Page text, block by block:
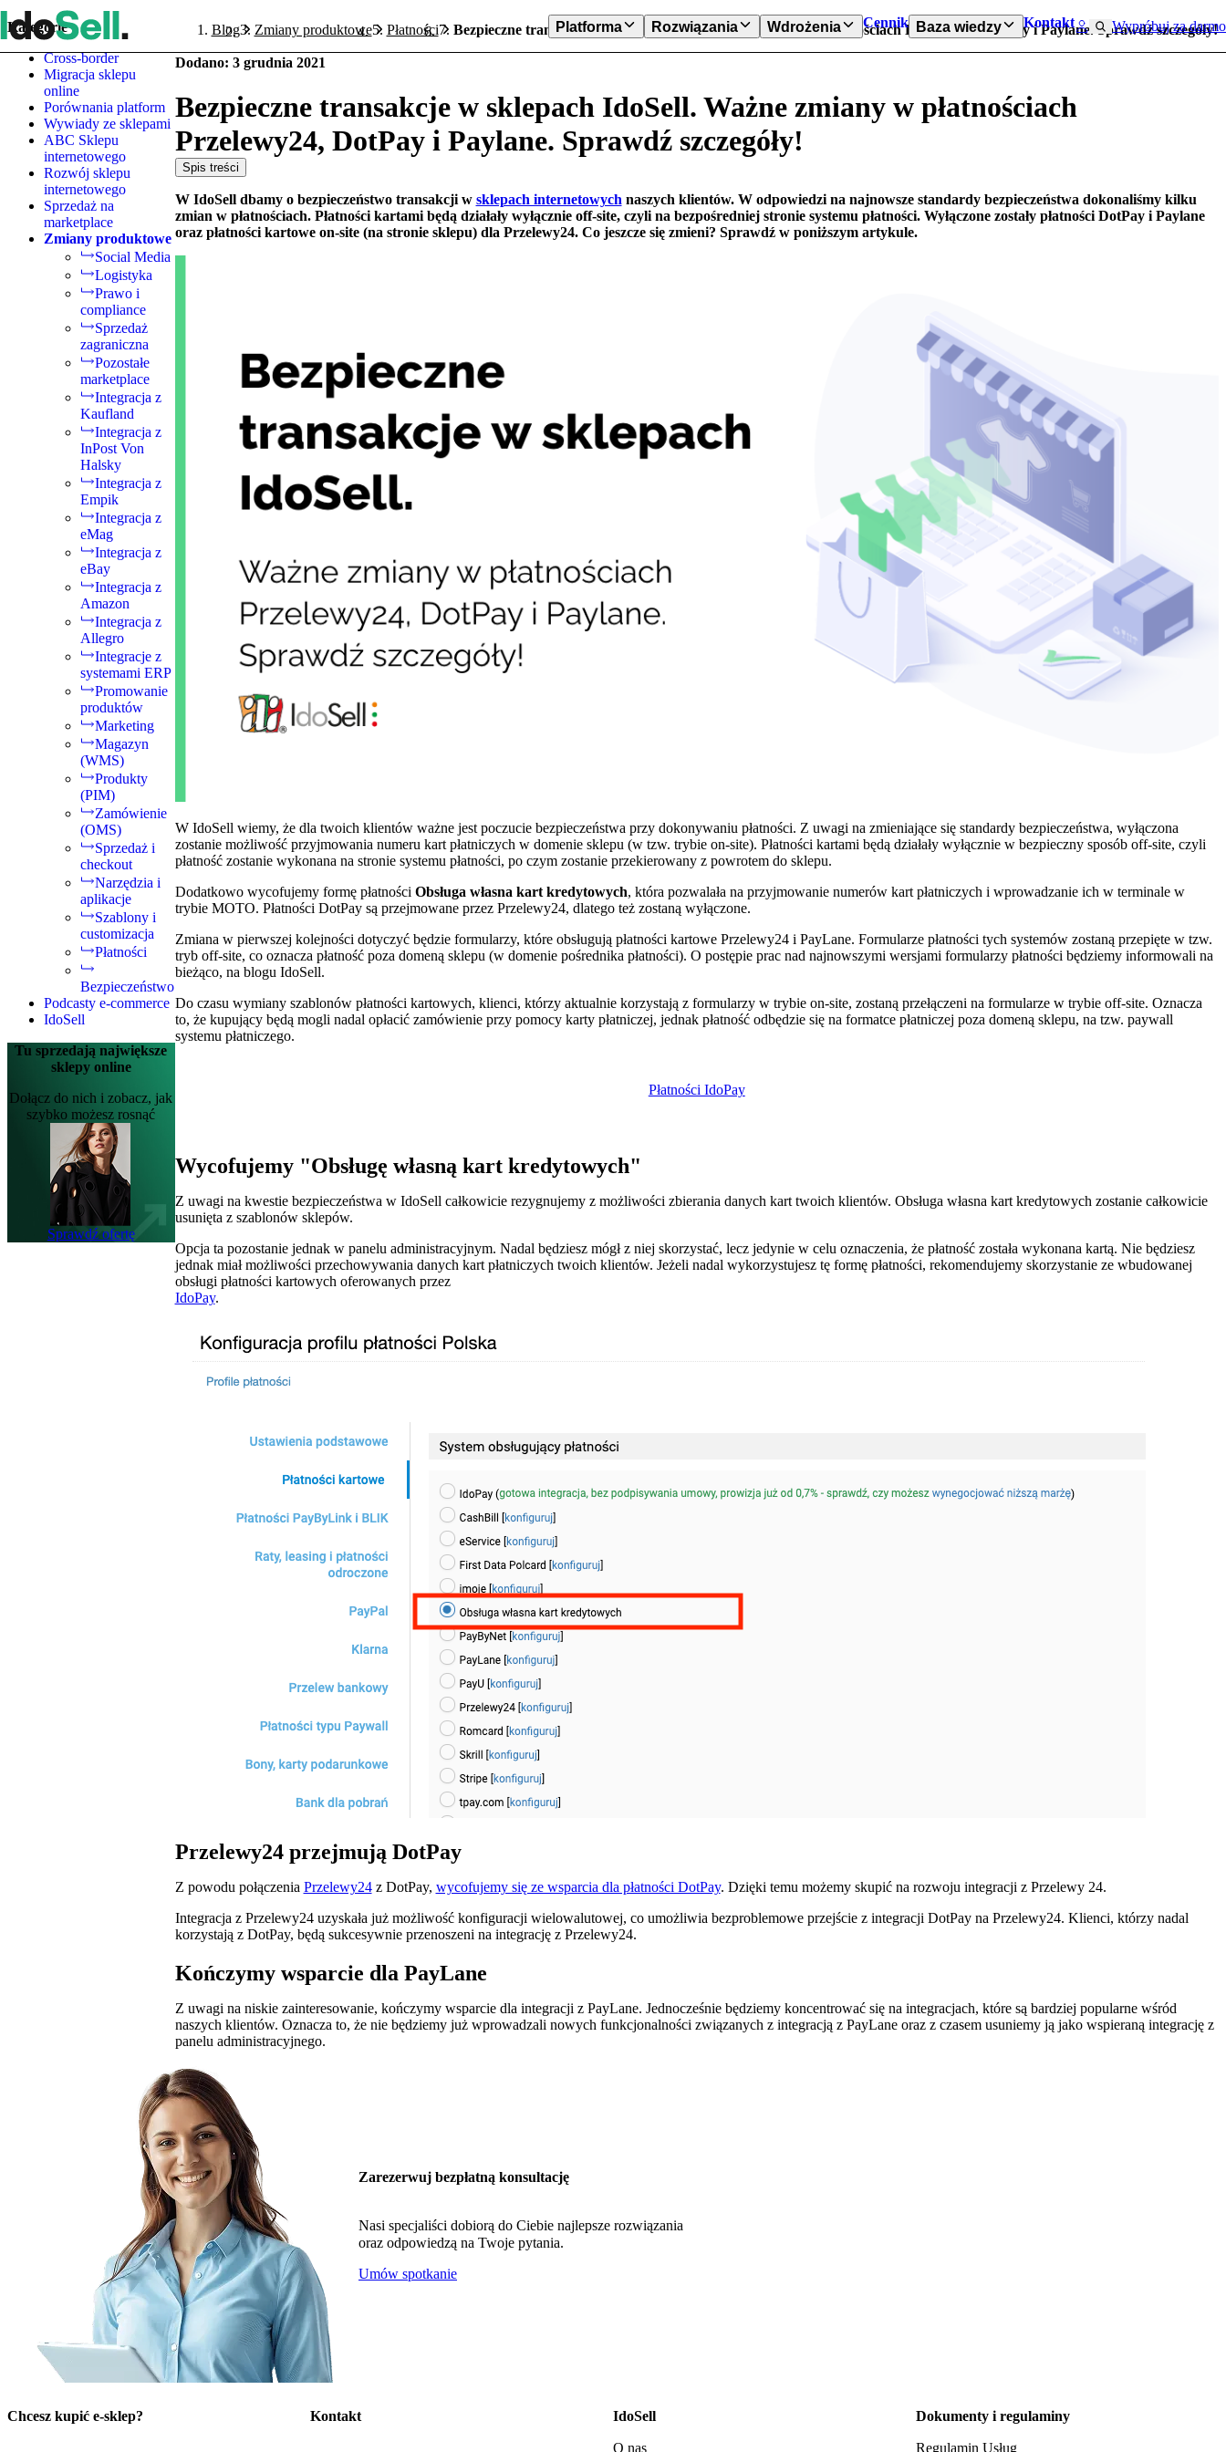
Platforma Rozwiązania Wdrożenia Cennik Baza wiedzy Kontakt Wypróbuj za darmo
Kategorie
Cross-border
Migracja sklepu
online
Porównania platform
Wywiady ze sklepami
ABC Sklepu
internetowego
Rozwój sklepu
internetowego
Sprzedaż na
marketplace
Zmiany produktowe
Social Media
Logistyka
Prawo i
compliance
Sprzedaż
zagraniczna
Pozostałe
marketplace
Integracja z
Kaufland
Integracja z
InPost Von
Halsky
Integracja z
Empik
Integracja z
eMag
Integracja z
eBay
Integracja z
Amazon
Integracja z
Allegro
Integracje z
systemami ERP
Promowanie
produktów
Marketing
Magazyn
(WMS)
Produkty
(PIM)
Zamówienie
(OMS)
Sprzedaż i
checkout
Narzędzia i
aplikacje
Szablony i
customizacja
Płatności
Bezpieczeństwo
Podcasty e-commerce
IdoSell
Tu sprzedają największe
sklepy online
Dołącz do nich i zobacz, jak
szybko możesz rosnąć
Sprawdź ofertę
Blog Zmiany produktowe Płatności Bezpieczne transakcje w sklepach IdoSell. Ważne zmiany w płatnościach Przelewy24, DotPay i Paylane. Sprawdź szczegóły!
Dodano: 3 grudnia 2021
Bezpieczne transakcje w sklepach IdoSell. Ważne zmiany w płatnościach
Przelewy24, DotPay i Paylane. Sprawdź szczegóły!
Spis treści
W IdoSell dbamy o bezpieczeństwo transakcji w sklepach internetowychnaszych klientów. W odpowiedzi na najnowsze standardy bezpieczeństwa dokonaliśmy kilku
zmian w płatnościach. Płatności kartami będą działały wyłącznie off-site, czyli na bezpośredniej stronie systemu płatności. Wyłączone zostały płatności DotPay i Paylane
oraz płatności kartowe on-site (na stronie sklepu) dla Przelewy24. Co jeszcze się zmieni? Sprawdź w poniższym artykule.
W IdoSell wiemy, że dla twoich klientów ważne jest poczucie bezpieczeństwa przy dokonywaniu płatności. Z uwagi na zmieniające się standardy bezpieczeństwa, wyłączona
zostanie możliwość przyjmowania numeru kart płatniczych w domenie sklepu (w tzw. trybie on-site). Płatności kartami będą działały wyłącznie w bezpieczny sposób off-site, czyli
płatność zostanie wykonana na stronie systemu płatności, po czym zostanie przekierowany z powrotem do sklepu.
Dodatkowo wycofujemy formę płatności Obsługa własna kart kredytowych, która pozwalała na przyjmowanie numerów kart płatniczych i wprowadzanie ich w terminale w
trybie MOTO. Płatności DotPay są przejmowane przez Przelewy24, dlatego też zostaną wyłączone.
Zmiana w pierwszej kolejności dotyczyć będzie formularzy, które obsługują płatności kartowe Przelewy24 i PayLane. Formularze płatności tych systemów zostaną przepięte w tzw.
tryb off-site, co oznacza płatność poza domeną sklepu (w domenie pośrednika płatności). O postępie prac nad najnowszymi wersjami formularzy płatności będziemy informowali na
bieżąco, na blogu IdoSell.
Do czasu wymiany szablonów płatności kartowych, klienci, którzy aktualnie korzystają z formularzy w trybie on-site, zostaną przełączeni na formularze w trybie off-site. Oznacza
to, że kupujący będą mogli nadal opłacić zamówienie przy pomocy karty płatniczej, jednak płatność odbędzie się na formatce płatniczej poza domeną sklepu, na tzw. paywall
systemu płatniczego.
Płatności IdoPay
Wycofujemy "Obsługę własną kart kredytowych"
Z uwagi na kwestie bezpieczeństwa w IdoSell całkowicie rezygnujemy z możliwości zbierania danych kart twoich klientów. Obsługa własna kart kredytowych zostanie całkowicie
usunięta z szablonów sklepów.
Opcja ta pozostanie jednak w panelu administracyjnym. Nadal będziesz mógł z niej skorzystać, lecz jedynie w celu oznaczenia, że płatność została wykonana kartą. Nie będziesz
jednak miał możliwości przechowywania danych kart płatniczych twoich klientów. Jeżeli nadal wykorzystujesz tę formę płatności, rekomendujemy skorzystanie ze wbudowanej
obsługi płatności kartowych oferowanych przez
IdoPay.
Przelewy24 przejmują DotPay
Z powodu połączenia Przelewy24z DotPay, wycofujemy się ze wsparcia dla płatności DotPay. Dzięki temu możemy skupić na rozwoju integracji z Przelewy 24.
Integracja z Przelewy24 uzyskała już możliwość konfiguracji wielowalutowej, co umożliwia bezproblemowe przejście z integracji DotPay na Przelewy24. Klienci, którzy nadal
korzystają z DotPay, będą sukcesywnie przenoszeni na integrację z Przelewy24.
Kończymy wsparcie dla PayLane
Z uwagi na niskie zainteresowanie, kończymy wsparcie dla integracji z PayLane. Jednocześnie będziemy koncentrować się na integracjach, które są bardziej popularne wśród
naszych klientów. Oznacza to, że nie będziemy już wprowadzali nowych funkcjonalności związanych z integracją z PayLane oraz z czasem usuniemy ją jako wspieraną integrację z
panelu administracyjnego.
Zarezerwuj bezpłatną konsultację
Nasi specjaliści dobiorą do Ciebie najlepsze rozwiązania
oraz odpowiedzą na Twoje pytania.
Umów spotkanie
Chcesz kupić e-sklep? Kontakt IdoSell
O nas
Dokumenty i regulaminy
Regulamin Usług